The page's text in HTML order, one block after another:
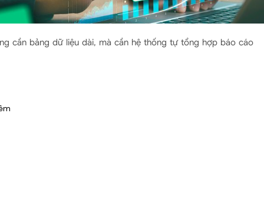
cần bảng dữ liệu dài, mà cần hệ thống tự tổng hợp báo cáo